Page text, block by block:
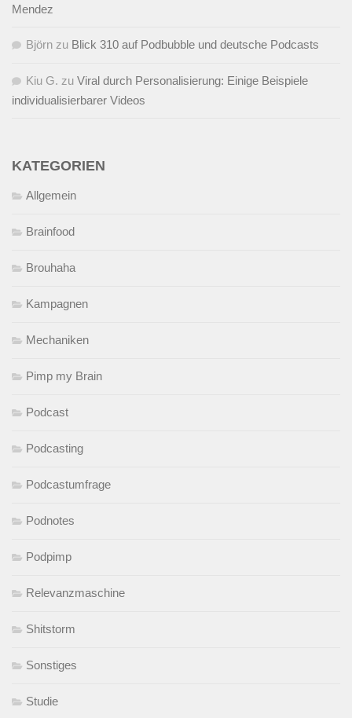
Mendez
Björn zu Blick 310 auf Podbubble und deutsche Podcasts
Kiu G. zu Viral durch Personalisierung: Einige Beispiele
individualisierbarer Videos
KATEGORIEN
Allgemein
Brainfood
Brouhaha
Kampagnen
Mechaniken
Pimp my Brain
Podcast
Podcasting
Podcastumfrage
Podnotes
Podpimp
Relevanzmaschine
Shitstorm
Sonstiges
Studie